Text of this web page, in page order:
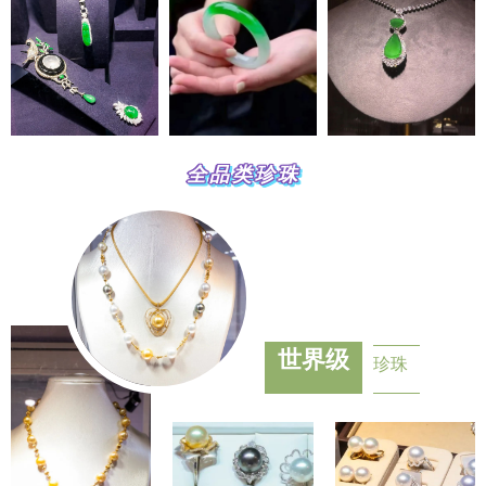
全品类珍珠
世界级 珍珠